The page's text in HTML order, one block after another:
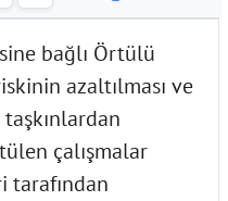
bağlı Örtülü
azaltılması ve
çalışmalar
tarafından